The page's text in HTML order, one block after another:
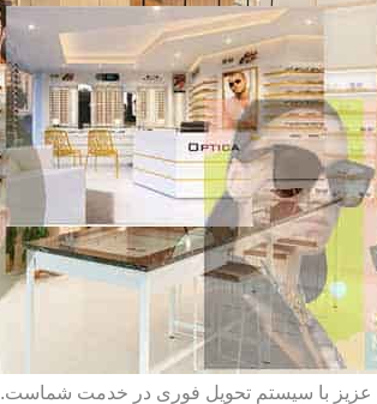
عزیز با سیستم تحویل فوری در خدمت شماست.